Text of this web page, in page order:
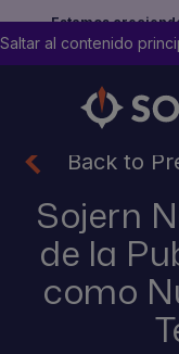
Estamos
futuro del
Saltar al contenido
Back to
Sojern
de la
como